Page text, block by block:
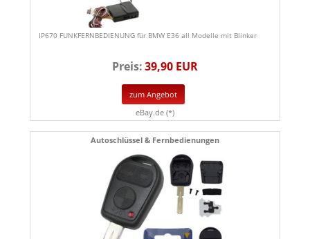
IP670 FUNKFERNBEDIENUNG für BMW E36 all Modelle mit Blinker
Preis:39,90 EUR
zum Angebot
eBay.de (*)
Autoschlüssel & Fernbedienungen